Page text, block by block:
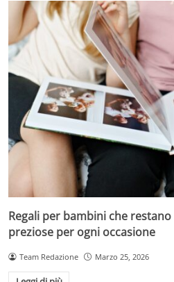
Regali per bambini che
preziose per ogni occasione
Team Redazione Marzo 25, 2026